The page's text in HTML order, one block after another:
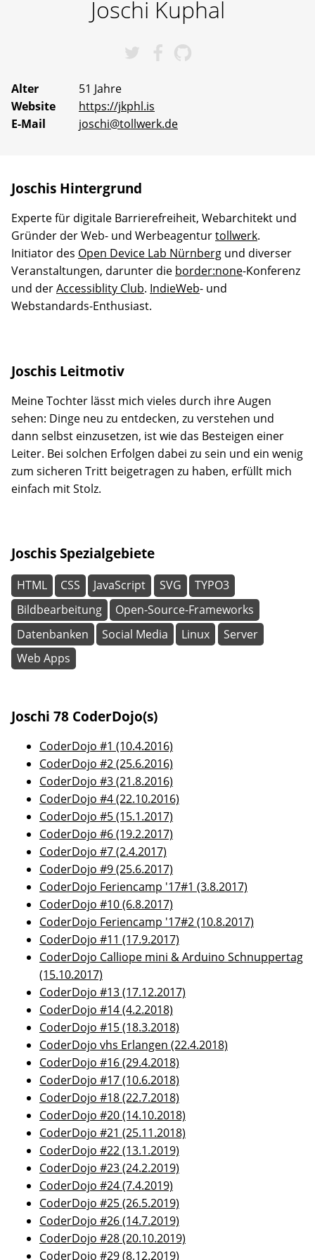
Erfahrene
Mentoren
an
Ideen
zu
arbeiten
oder
Wirklichkeit
werden
lassen.
Joschi Kuphal
Joschis bei Twitter
Alter
51 Jahre
Website
https://jkphl.is
E-Mail
joschi@tollwerk.de
Joschis Hintergrund
Experte für digitale Barrierefreiheit, Webarchitekt und
Gründer der Web- und Werbeagenturtollwerk.
Initiator des Open Device Lab Nürnberg und diverser
Veranstaltungen, darunter die border:none-Konferenz
und derAccessiblity Club. IndieWeb- und
Webstandards-Enthusiast.
Joschis Leitmotiv
Meine Tochter lässt mich vieles durch ihre Augen
sehen: Dinge neu zu entdecken, zu verstehen und
dann selbst einzusetzen, ist wie das Besteigen einer
Leiter. Bei solchen Erfolgen dabei zu sein und ein wenig
zum sicheren Tritt beigetragen zu haben, erfüllt mich
einfach mit Stolz.
Joschis Spezialgebiete
HTML CSS JavaScript SVG
TYPO3
Bildbearbeitung
Open-Source-Frameworks
Datenbanken
Social Media Linux
Server
Web Apps
Joschi 78 CoderDojo(s)
CoderDojo #1 (10.4.2016)
CoderDojo #2 (25.6.2016)
CoderDojo #3 (21.8.2016)
CoderDojo #4 (22.10.2016)
CoderDojo #5 (15.1.2017)
CoderDojo #6 (19.2.2017)
CoderDojo #7 (2.4.2017)
CoderDojo #9 (25.6.2017)
CoderDojo Feriencamp '17#1 (3.8.2017)
CoderDojo #10 (6.8.2017)
CoderDojo Feriencamp '17#2 (10.8.2017)
CoderDojo #11 (17.9.2017)
CoderDojo Calliope mini & Arduino Schnuppertag
(15.10.2017)
CoderDojo #13 (17.12.2017)
CoderDojo #14 (4.2.2018)
CoderDojo #15 (18.3.2018)
CoderDojo vhs Erlangen (22.4.2018)
CoderDojo #16 (29.4.2018)
CoderDojo #17 (10.6.2018)
CoderDojo #18 (22.7.2018)
CoderDojo #20 (14.10.2018)
CoderDojo #21 (25.11.2018)
CoderDojo #22 (13.1.2019)
CoderDojo #23 (24.2.2019)
CoderDojo #24 (7.4.2019)
CoderDojo #25 (26.5.2019)
CoderDojo #26 (14.7.2019)
CoderDojo #28 (20.10.2019)
CoderDojo #29 (8.12.2019)